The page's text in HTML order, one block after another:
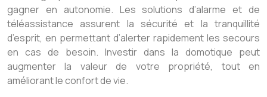
gagner en autonomie. Les solutions d’alarme et de
téléassistance assurent la sécurité et la tranquillité
d’esprit, en permettant d’alerter rapidement les secours
en cas de besoin. Investir dans la domotique peut
augmenter la valeur de votre propriété, tout en
améliorant le confort de vie.